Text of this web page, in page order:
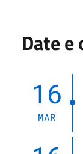
Date e
16
MAR